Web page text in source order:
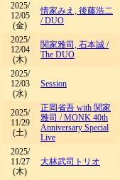
2025/
12/05
(金)
情家みえ, 後藤浩二
/DUO
2025/
12/04
(木)
関家雅司, 石本誠 /
The DUO
2025/
12/03
(水)
Session
2025/
11/29
(土)
正岡省吾 with 関家
雅司 /MONK 40th
Anniversary Special
Live
2025/
11/27
(木)
大林武司トリオ